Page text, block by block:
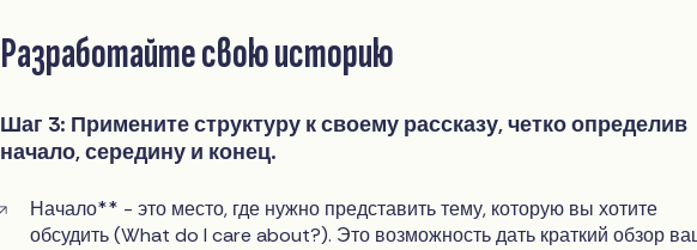
Разработайте свою историю
Шаг 3: Примените структуру к своему рассказу, четко определив
начало, середину и конец.
Начало** - это место, где нужно представить тему, которую вы хотите
обсудить (What do I care about?). Это возможность дать краткий обзор